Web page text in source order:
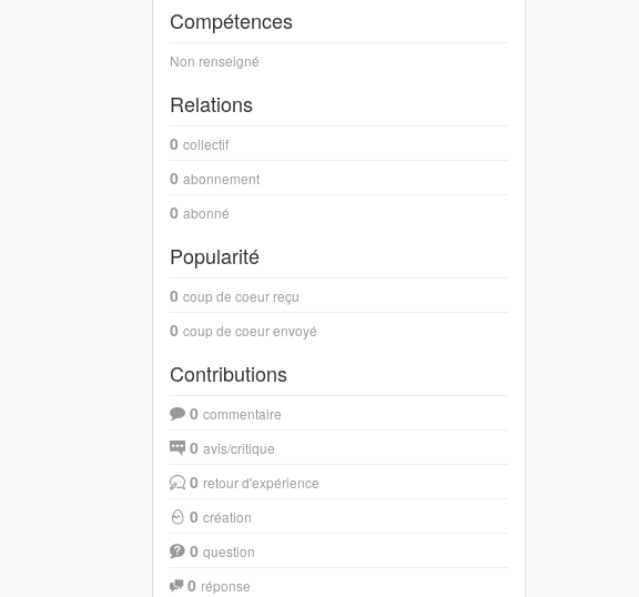
Compétences
Non renseigné
Relations
0 collectif
0 abonnement
0 abonné
Popularité
0 coup de coeur reçu
0 coup de coeur envoyé
Contributions
0 commentaire
0 avis/critique
0 retour d'expérience
0 création
0 question
0 réponse